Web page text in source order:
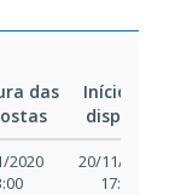
das
Início da
disputa
2020
20/11/2020
17:00